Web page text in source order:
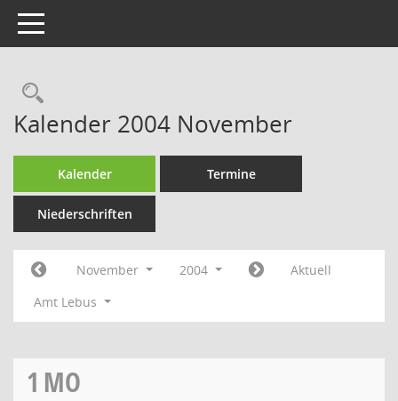
Toggle navigation
Rechercheauswahl
Kalender 2004 November
Kalender Termine
Niederschriften
November 2004
Aktuell
Amt Lebus
1 MO